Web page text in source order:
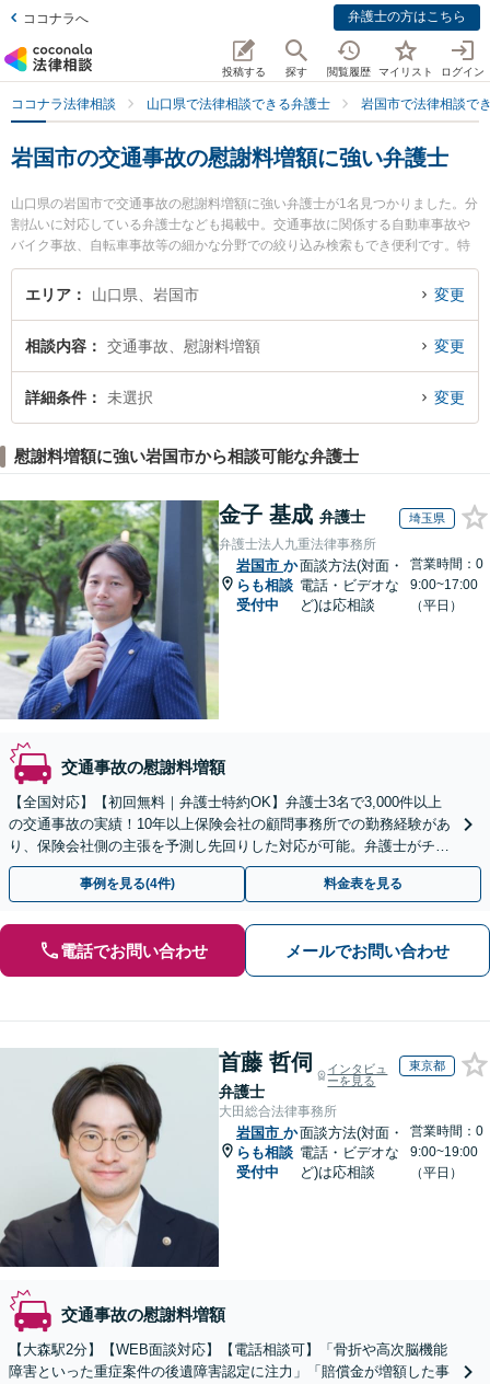
ココナラへ 弁護士の方はこちら
投稿する 探す 閲覧履歴 マイリスト ログイン
ココナラ法律相談 山口県で法律相談できる弁護士 岩国市で法律相談で
岩国市の交通事故の慰謝料増額に強い弁護士
山口県の岩国市で交通事故の慰謝料増額に強い弁護士が1名見つかりました。分
割払いに対応している弁護士なども掲載中。交通事故に関係する自動車事故や
バイク事故、自転車事故等の細かな分野での絞り込み検索もでき便利です。特
に弁護士法人森重法律事務所の舛本 行広弁護士のプロフィール情報や弁護士費
用、強みなどが注目されています。『岩国市で土日や夜間に発生した交通事故
で交通事故の慰謝料増額を法律相談できる岩国市内の弁護士に相談予約した
い』などでお困りの相談者さんにおすすめです。
エリア 山口県、岩国市 変更
相談内容 交通事故、慰謝料増額 変更
詳細条件 未選択 変更
慰謝料増額に強い岩国市から相談可能な弁護士
金子 基成 弁護士 埼玉県
弁護士法人九重法律事務所
岩国市 か
らも相談
受付中
面談方法(対面・
電話・ビデオな
ど)は応相談
営業時間：0
9:00~17:00
（平日）
交通事故の慰謝料増額
【全国対応】【初回無料｜弁護士特約OK】弁護士3名で3,000件以上
の交通事故の実績！10年以上保険会社の顧問事務所での勤務経験があ
り、保険会社側の主張を予測し先回りした対応が可能。弁護士がチー
ムとなり示談交渉、休業損害、後遺障害等に対応。
事例を見る(4件) 料金表を見る
電話でお問い合わせ メールでお問い合わせ
首藤 哲伺
弁護士
インタビュ
ーを見る
東京都
大田総合法律事務所
岩国市 か
らも相談
受付中
面談方法(対面・
電話・ビデオな
ど)は応相談
営業時間：0
9:00~19:00
（平日）
交通事故の慰謝料増額
【大森駅2分】【WEB面談対応】【電話相談可】「骨折や高次脳機能
障害といった重症案件の後遺障害認定に注力」「賠償金が増額した事